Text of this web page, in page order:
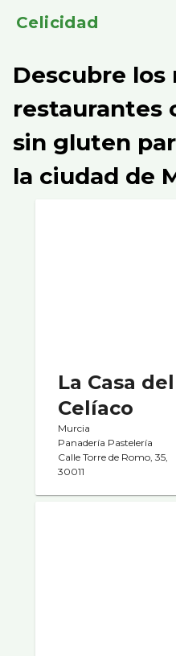
Celicidad
Descubre los
restaurantes
sin gluten
la ciudad de
La Casa del
Celíaco
Murcia
Panaderí­a Pastelerí­a
Calle Torre de Romo, 35,
30011